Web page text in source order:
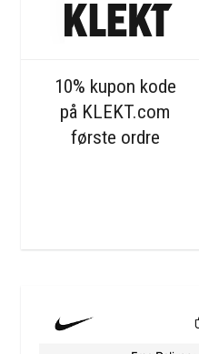
10% kupon kode
på KLEKT.com
første ordre